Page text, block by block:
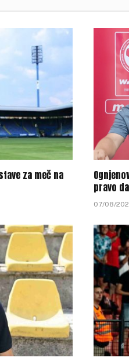
za meč na
pravo
07/08/